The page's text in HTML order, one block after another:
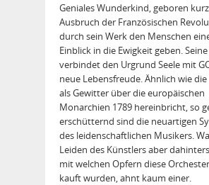
Geniales Wunderkind, geboren
Ausbruch der Französischen
durch sein Werk den Menschen
Einblick in die Ewigkeit geben.
verbindet den Urgrund Seele mit
neue Lebensfreude. Ähnlich wie
als Gewitter über die europäischen
Monarchien 1789 hereinbricht, so
erschütternd sind die neuartigen
des leidenschaftlichen Musikers.
Leiden des Künstlers aber
mit welchen Opfern diese
kauft wurden, ahnt kaum einer.